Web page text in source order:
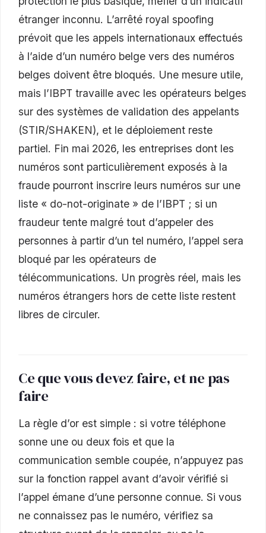
étranger inconnu. L’arrêté royal spoofing
prévoit que les appels internationaux effectués
à l’aide d’un numéro belge vers des numéros
belges doivent être bloqués. Une mesure utile,
mais l’IBPT travaille avec les opérateurs belges
sur des systèmes de validation des appelants
(STIR/SHAKEN), et le déploiement reste
partiel. Fin mai 2026, les entreprises dont les
numéros sont particulièrement exposés à la
fraude pourront inscrire leurs numéros sur une
liste « do-not-originate » de l’IBPT ; si un
fraudeur tente malgré tout d’appeler des
personnes à partir d’un tel numéro, l’appel sera
bloqué par les opérateurs de
télécommunications. Un progrès réel, mais les
numéros étrangers hors de cette liste restent
libres de circuler.
Ce que vous devez faire, et ne pas
faire
La règle d’or est simple : si votre téléphone
sonne une ou deux fois et que la
communication semble coupée, n’appuyez pas
sur la fonction rappel avant d’avoir vérifié si
l’appel émane d’une personne connue. Si vous
ne connaissez pas le numéro, vérifiez sa